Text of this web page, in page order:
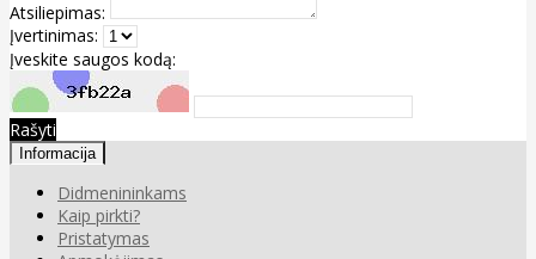
Atsiliepimas:
Įvertinimas:
Įveskite saugos kodą:
Rašyti
Informacija
Didmenininkams
Kaip pirkti?
Pristatymas